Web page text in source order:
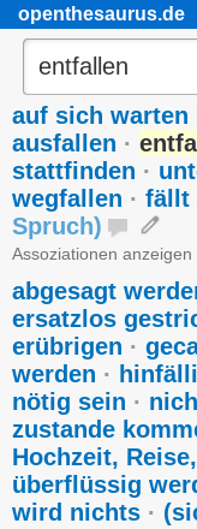
openthesaurus.de
auf sich warten
ausfallen ·
stattfinden ·
wegfallen · fällt
Spruch)
Assoziationen anzeigen
abgesagt
ersatzlos
erübrigen ·
werden ·
nötig sein ·
zustande
Hochzeit,
überflüssig
wird nichts ·